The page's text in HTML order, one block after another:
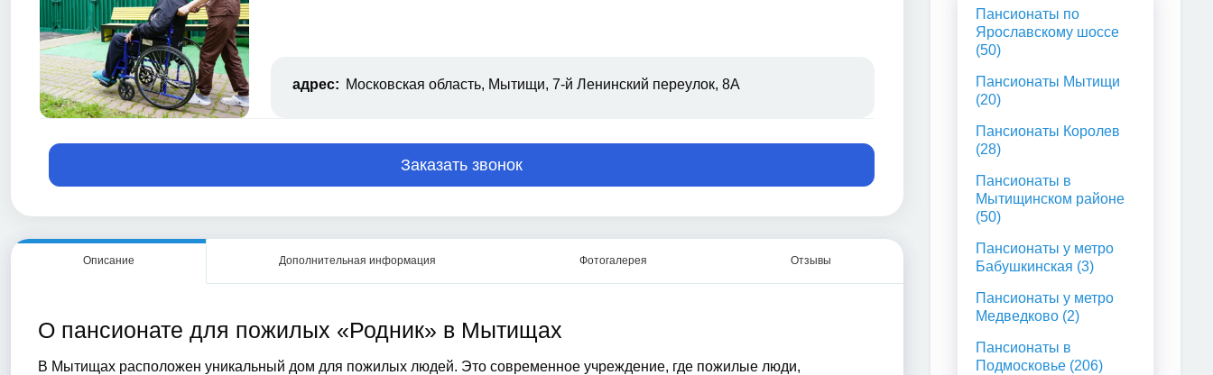
адрес: Московская область, Мытищи, 7-й Ленинский переулок, 8А
Заказать звонок
Описание Дополнительная информация Фотогалерея Отзывы
О пансионате для пожилых «Родник» в Мытищах
В Мытищах расположен уникальный дом для пожилых людей. Это современное учреждение, где пожилые люди,
Пансионаты по
Ярославскому шоссе
(50)
Пансионаты Мытищи
(20)
Пансионаты Королев
(28)
Пансионаты в
Мытищинском районе
(50)
Пансионаты у метро
Бабушкинская (3)
Пансионаты у метро
Медведково (2)
Пансионаты в
Подмосковье (206)